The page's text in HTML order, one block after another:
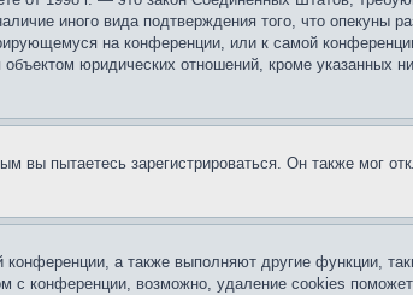
иного вида подтверждения того, что опекуны
на конференции, или к самой
юридических отношений, кроме указанных
пытаетесь зарегистрироваться. Он также мог
а также выполняют другие функции,
с конференции, возможно, удаление cookies